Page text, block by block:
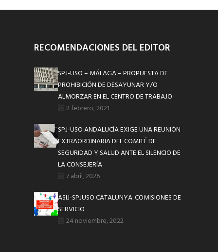
RECOMENDACIONES DEL EDITOR
SPJ-USO – MÁLAGA – PROPUESTA DE
PROHIBICIÓN DE DESAYUNAR Y/O
ALMORZAR EN EL CENTRO DE TRABAJO
2 febrero, 2021
SPJ-USO ANDALUCÍA EXIGE UNA REUNIÓN
EXTRAORDINARIA DEL COMITÉ DE
SEGURIDAD Y SALUD ANTE EL SILENCIO DE
LA CONSEJERÍA
7 abril, 2026
ASIJ-SPJUSO CATALUNYA. COMISIONES DE
SERVICIO
24 noviembre, 2022